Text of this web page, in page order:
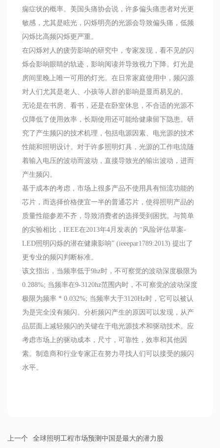
痫症状的概率。美国头痛协会说，许多偏头痛患者对光更
敏感，尤其是眩光，闪烁明亮的光源会导致偏头痛，低频
闪烁比高频闪烁更严重。
在闪烁对人的疲劳影响的研究中，专家发现，看不见的闪
烁会影响眼睛的轨迹，影响阅读并导致视力下降。灯光是
房间里晚上唯一可用的灯光。在日常家庭使用中，频闪源
对人们尤其是老人、小孩等人群的影响是显而易见的。
无论是在书房、看书，还是在卧室休息，不合适的光源不
仅降低了使用效率，长期使用还可能给健康留下隐患。研
究了产生频闪的技术机理，包括电源因素、电光源的技术
性能和照明设计。对于许多照明灯具，光源的工作电流随
着输入电压的波动而波动，直接导致光的输出波动，进而
产生频闪。
基于成本的考虑，市场上很多产品不使用具有恒流功能的
芯片，而选择价格便宜一半的普通芯片，使得照明产品的
质量性能参差不齐，导致消费者的选择受到困扰。与简单
的实验相比，IEEE在2013年4月发表的 “风险评估草案-
LED照明闪烁的潜在健康影响” (ieeepar1789:2013) 提出了
更专业的频闪判断标准。
该文指出，当频率低于9hz时，不可察觉的波动深度极限为
0.288%; 当频率在9-3120hz范围内时，不可察觉的波动深度
极限为频率 * 0.032%; 当频率大于3120Hz时，它可以被认
为是完全没有频闪。分析频闪产生的原因可以发现，从产
品层面上减轻频闪的关键在于电光源技术和驱动技术。应
考虑市场上的驱动成本，尺寸，可靠性，效率和其他因
素。制造商和行业专家正在努力寻找人们可以接受的频闪
水平。
上一个
全球照明工程市场预测中国是最大的潜力股